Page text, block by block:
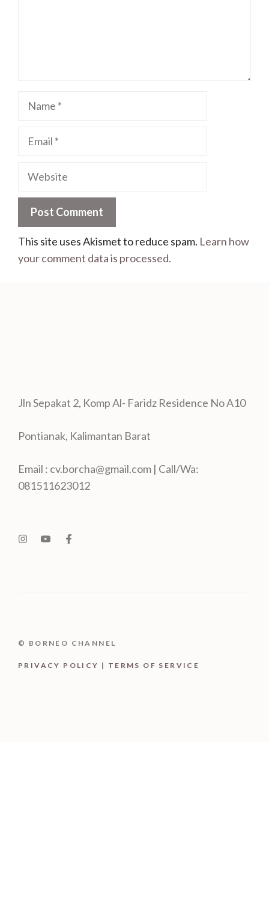
This site uses Akismet to reduce spam. Learn how
your comment data is processed.
Jln Sepakat 2, Komp Al- Faridz Residence No A10
Pontianak, Kalimantan Barat
Email : cv.borcha@gmail.com | Call/Wa:
081511623012
© BORNEO CHANNEL
PRIVACY POLICY | TERMS OF SERVICE